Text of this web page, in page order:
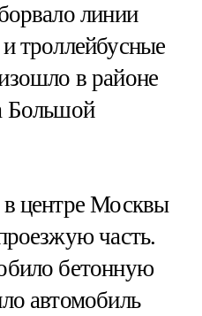
линии
троллейбусные
в районе
Большой
центре Москвы
часть.
бетонную
автомобиль